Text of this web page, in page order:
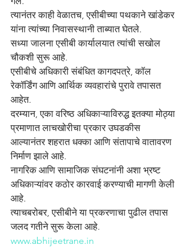
त्यानंतर काही वेळातच, एसीबीच्या पथकाने खांडेकर
यांना त्यांच्या निवासस्थानी ताब्यात घेतले.
सध्या जालना एसीबी कार्यालयात त्यांची सखोल
चौकशी सुरू आहे.
एसीबीचे अधिकारी संबंधित कागदपत्रे, कॉल
रेकॉर्डिंग आणि आर्थिक व्यवहारांचे पुरावे तपासत
आहेत.
दरम्यान, एका वरिष्ठ अधिकाऱ्याविरुद्ध इतक्या मोठ्या
प्रमाणात लाचखोरीचा प्रकार उघडकीस
आल्यानंतर शहरात धक्का आणि संतापाचे वातावरण
निर्माण झाले आहे.
नागरिक आणि सामाजिक संघटनांनी अशा भ्रष्ट
अधिकाऱ्यांवर कठोर कारवाई करण्याची मागणी केली
आहे.
त्याचबरोबर, एसीबीने या प्रकरणाचा पुढील तपास
जलद गतीने सुरू केला आहे.
www.abhijeetrane.in